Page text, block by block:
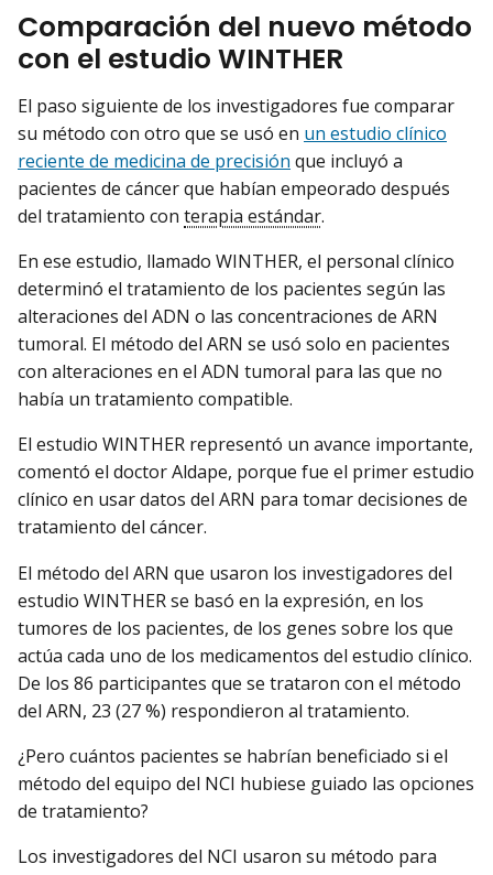
Comparación del nuevo método
con el estudio WINTHER
El paso siguiente de los investigadores fue comparar
su método con otro que se usó en un estudio clínico
reciente de medicina de precisión que incluyó a
pacientes de cáncer que habían empeorado después
del tratamiento con terapia estándar.
En ese estudio, llamado WINTHER, el personal clínico
determinó el tratamiento de los pacientes según las
alteraciones del ADN o las concentraciones de ARN
tumoral. El método del ARN se usó solo en pacientes
con alteraciones en el ADN tumoral para las que no
había un tratamiento compatible.
El estudio WINTHER representó un avance importante,
comentó el doctor Aldape, porque fue el primer estudio
clínico en usar datos del ARN para tomar decisiones de
tratamiento del cáncer.
El método del ARN que usaron los investigadores del
estudio WINTHER se basó en la expresión, en los
tumores de los pacientes, de los genes sobre los que
actúa cada uno de los medicamentos del estudio clínico.
De los 86 participantes que se trataron con el método
del ARN, 23 (27 %) respondieron al tratamiento.
¿Pero cuántos pacientes se habrían beneficiado si el
método del equipo del NCI hubiese guiado las opciones
de tratamiento?
Los investigadores del NCI usaron su método para